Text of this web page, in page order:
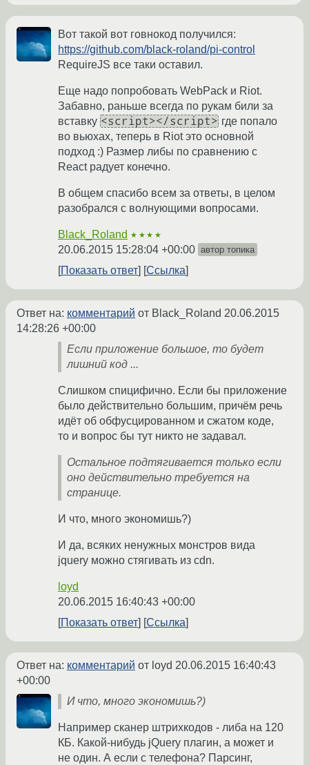
Вот такой вот говнокод получился:
https://github.com/black-roland/pi-control
RequireJS все таки оставил.
Еще надо попробовать WebPack и Riot.
Забавно, раньше всегда по рукам били за
вставку <script></script> где попало
во вьюхах, теперь в Riot это основной
подход :) Размер либы по сравнению с
React радует конечно.
В общем спасибо всем за ответы, в целом
разобрался с волнующими вопросами.
Black_Roland ★★★★
20.06.2015 15:28:04 +00:00 автор топика
Показать ответ Ссылка
Ответ на: комментарий от Black_Roland 20.06.2015
14:28:26 +00:00
Если приложение большое, то будет
лишний код ...
Слишком спицифично. Если бы приложение
было действительно большим, причём речь
идёт об обфусцированном и сжатом коде,
то и вопрос бы тут никто не задавал.
Остальное подтягивается только если
оно действительно требуется на
странице.
И что, много экономишь?)
И да, всяких ненужных монстров вида
jquery можно стягивать из cdn.
loyd
20.06.2015 16:40:43 +00:00
Показать ответ
Ссылка
Ответ на: комментарий от loyd 20.06.2015 16:40:43
+00:00
И что, много экономишь?)
Например сканер штрихкодов - либа на 120
КБ. Какой-нибудь jQuery плагин, а может и
не один. А если с телефона? Парсинг,